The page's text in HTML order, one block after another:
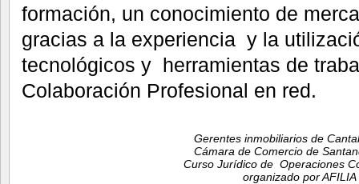
formación, un conocimiento de
gracias a la experiencia y la
tecnológicos y herramientas de
Colaboración Profesional en red.
Gerentes inmobiliarios de
Cámara de Comercio de
Curso Jurídico de Operaciones
organizado por AFILIA